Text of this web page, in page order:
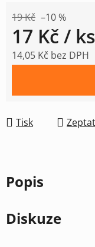
19 Kč –10 %
17 Kč / ks
14,05 Kč bez DPH
Tisk
Popis
Diskuze